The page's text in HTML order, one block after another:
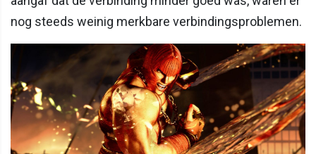
nog steeds weinig merkbare verbindingsproblemen.